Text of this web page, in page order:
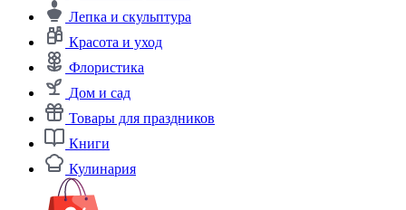
Лепка и скульптура
Красота и уход
Флористика
Дом и сад
Товары для праздников
Книги
Кулинария